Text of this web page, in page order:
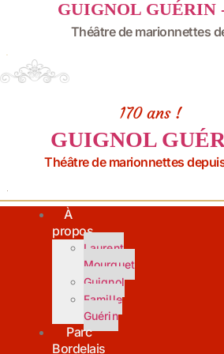
GUIGNOL GUÉRIN
Théâtre de marionnettes
170 ans !
GUIGNOL
Théâtre de marionnettes
À
propos
Laurent
Mourguet
Guignol
Famille
Guérin
Parc
Bordelais